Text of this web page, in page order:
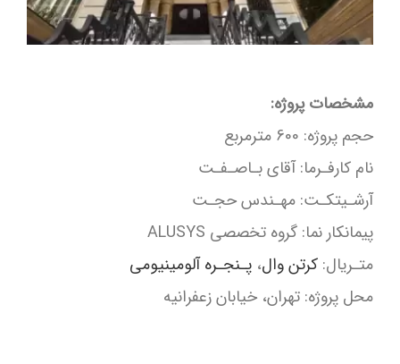
مشخصات پروژه:
حجم پروژه: 600 مترمربع
نام کارفـرما: آقای بـاصـفـت
آرشـیتکـت: مهـندس حجـت
پیمانکار نما: گروه تخصصی ALUSYS
متـریال: کرتن وال، پـنجـره آلومینیومی
محل پروژه: تهران، خیابان زعفرانیه